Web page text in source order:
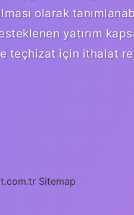
olarak
yatırım
teçhizat için ithalat
Sitemap